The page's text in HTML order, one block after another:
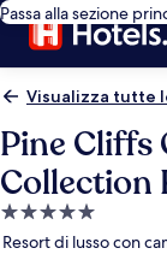
Passa alla sezione
Visualizza tutte
Pine Cliffs
Collection
Struttura
aResort di lusso con